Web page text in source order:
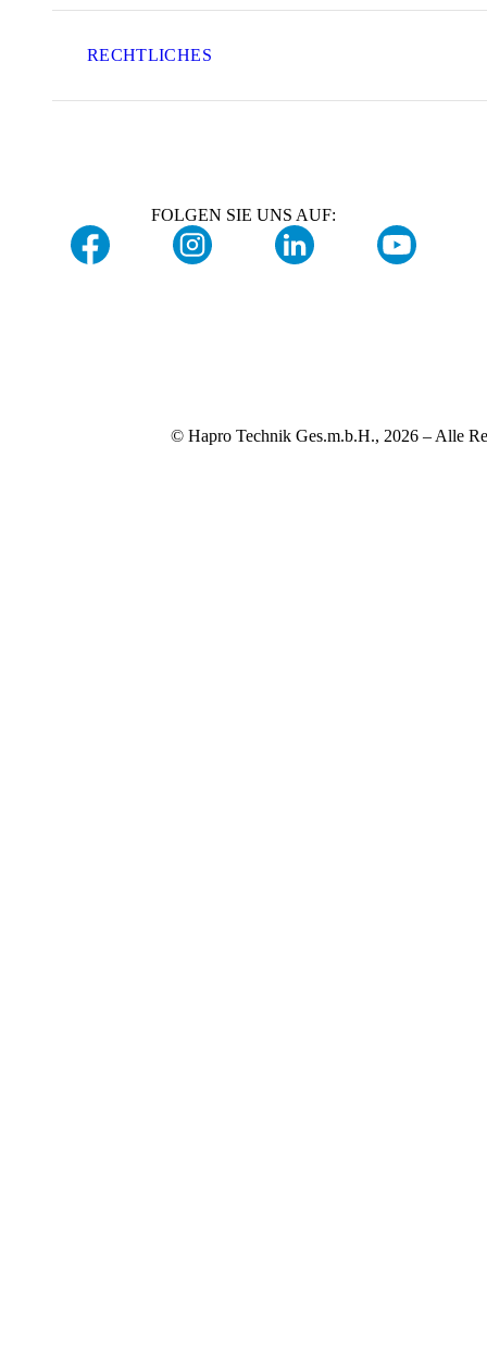
RECHTLICHES
FOLGEN SIE UNS AUF:
© Hapro Technik Ges.m.b.H., 2026 – Alle